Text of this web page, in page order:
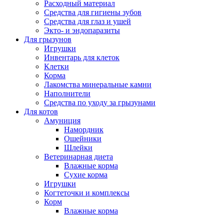
Расходный материал
Средства для гигиены зубов
Средства для глаз и ушей
Экто- и эндопаразиты
Для грызунов
Игрушки
Инвентарь для клеток
Клетки
Корма
Лакомства минеральные камни
Наполнители
Средства по уходу за грызунами
Для котов
Амуниция
Намордник
Ошейники
Шлейки
Ветеринарная диета
Влажные корма
Сухие корма
Игрушки
Когтеточки и комплексы
Корм
Влажные корма